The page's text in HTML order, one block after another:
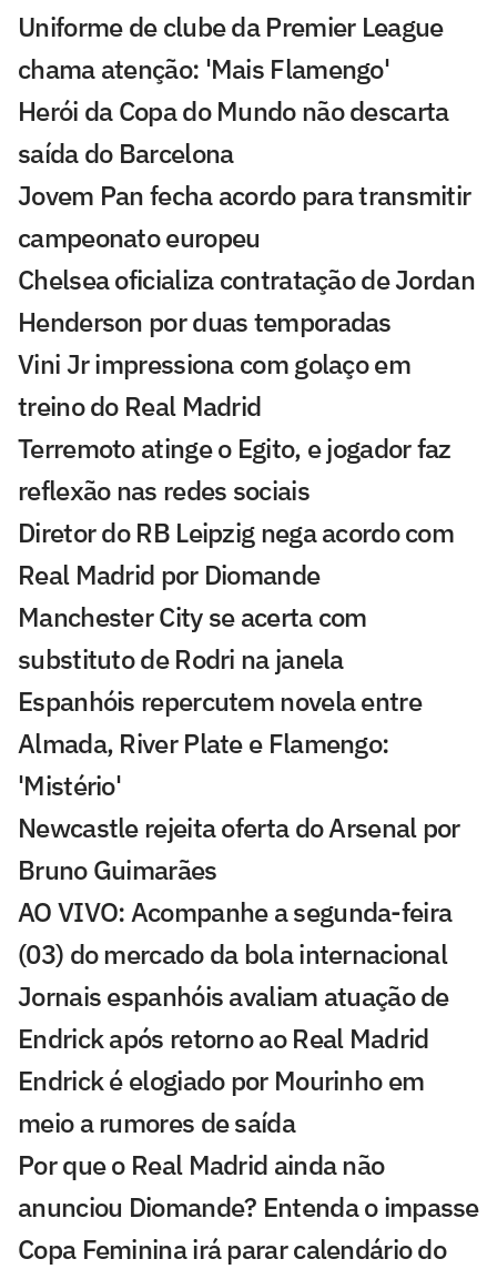
Uniforme de clube da Premier League
chama atenção: 'Mais Flamengo'
Herói da Copa do Mundo não descarta
saída do Barcelona
Jovem Pan fecha acordo para transmitir
campeonato europeu
Chelsea oficializa contratação de Jordan
Henderson por duas temporadas
Vini Jr impressiona com golaço em
treino do Real Madrid
Terremoto atinge o Egito, e jogador faz
reflexão nas redes sociais
Diretor do RB Leipzig nega acordo com
Real Madrid por Diomande
Manchester City se acerta com
substituto de Rodri na janela
Espanhóis repercutem novela entre
Almada, River Plate e Flamengo:
'Mistério'
Newcastle rejeita oferta do Arsenal por
Bruno Guimarães
AO VIVO: Acompanhe a segunda-feira
(03) do mercado da bola internacional
Jornais espanhóis avaliam atuação de
Endrick após retorno ao Real Madrid
Endrick é elogiado por Mourinho em
meio a rumores de saída
Por que o Real Madrid ainda não
anunciou Diomande? Entenda o impasse
Copa Feminina irá parar calendário do